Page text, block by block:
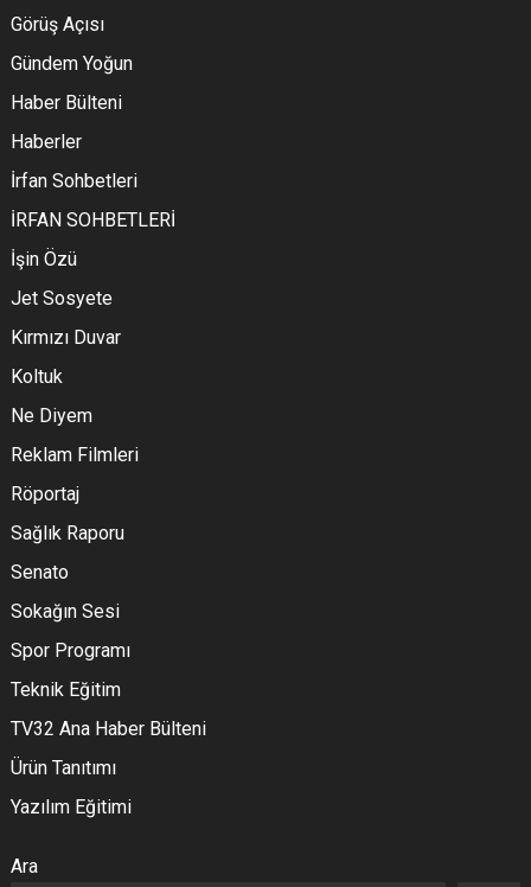
Görüş Açısı
Gündem Yoğun
Haber Bülteni
Haberler
İrfan Sohbetleri
İRFAN SOHBETLERİ
İşin Özü
Jet Sosyete
Kırmızı Duvar
Koltuk
Ne Diyem
Reklam Filmleri
Röportaj
Sağlık Raporu
Senato
Sokağın Sesi
Spor Programı
Teknik Eğitim
TV32 Ana Haber Bülteni
Ürün Tanıtımı
Yazılım Eğitimi
Ara